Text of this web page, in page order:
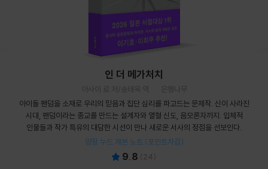
인 더 메가처치
아사이 료 저/송태욱 역
은행나무
아이돌 팬덤을 소재로 우리의 믿음과 집단 심리를 파고드는 문제작. 신이 사라진
시대, 팬덤이라는 종교를 만드는 설계자와 열혈 신도, 음모론자까지. 입체적
인물들과 작가 특유의 대담한 시선이 만나 새로운 서사의 정점을 선보인다.
양장 누드 제본 노트 (포인트차감)
9.8 24